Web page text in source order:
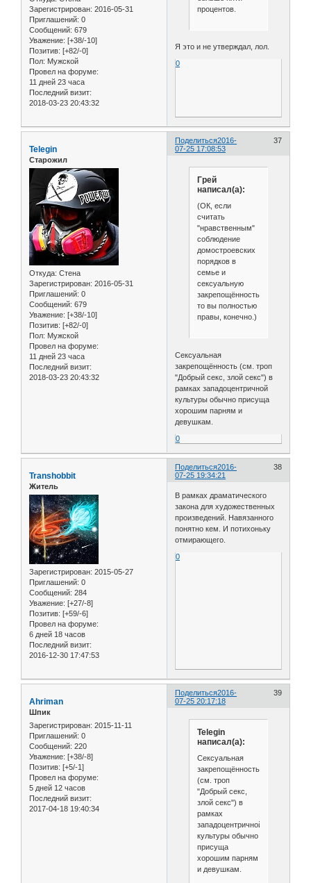
Зарегистрирован: 2016-05-31
Приглашений: 0
Сообщений: 679
Уважение: [+38/-10]
Позитив: [+82/-0]
Пол: Мужской
Провел на форуме:
11 дней 23 часа
Последний визит:
2018-03-23 20:43:32
процентов.
Я это и не утверждал, лол.
0
Поделиться 37
2016-
07-25 17:08:53
Telegin
Старожил
Откуда: Стена
Зарегистрирован: 2016-05-31
Приглашений: 0
Сообщений: 679
Уважение: [+38/-10]
Позитив: [+82/-0]
Пол: Мужской
Провел на форуме:
11 дней 23 часа
Последний визит:
2018-03-23 20:43:32
Грей
написал(а):
(ОК, если
считать
"нравственным"
соблюдение
домостроевских
порядков в
семье и
сексуальную
закрепощённость,
то вы полностью
правы, конечно.)
Сексуальная
закрепощённость (см. троп
"Добрый секс, злой секс") в
рамках западоцентричной
культуры обычно присуща
хорошим парням и
девушкам.
0
Поделиться 38
2016-
07-25 19:34:21
Transhobbit
Житель
Зарегистрирован: 2015-05-27
Приглашений: 0
Сообщений: 284
Уважение: [+27/-8]
Позитив: [+59/-6]
Провел на форуме:
6 дней 18 часов
Последний визит:
2016-12-30 17:47:53
В рамках драматического
закона для художественных
произведений. Навязанного
понятно кем. И потихоньку
отмирающего.
0
Поделиться 39
2016-
07-25 20:17:18
Ahriman
Шпик
Зарегистрирован: 2015-11-11
Приглашений: 0
Сообщений: 220
Уважение: [+38/-8]
Позитив: [+5/-1]
Провел на форуме:
5 дней 12 часов
Последний визит:
2017-04-18 19:40:34
Telegin
написал(а):
Сексуальная
закрепощённость
(см. троп
"Добрый секс,
злой секс") в
рамках
западоцентричной
культуры обычно
присуща
хорошим парням
и девушкам.